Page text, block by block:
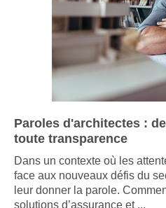
Paroles d'architectes :
toute transparence
Dans un contexte où les
face aux nouveaux défis du
leur donner la parole.